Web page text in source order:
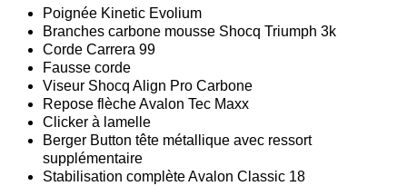
Poignée Kinetic Evolium
Branches carbone mousse Shocq Triumph 3k
Corde Carrera 99
Fausse corde
Viseur Shocq Align Pro Carbone
Repose flèche Avalon Tec Maxx
Clicker à lamelle
Berger Button tête métallique avec ressort
supplémentaire
Stabilisation complète Avalon Classic 18